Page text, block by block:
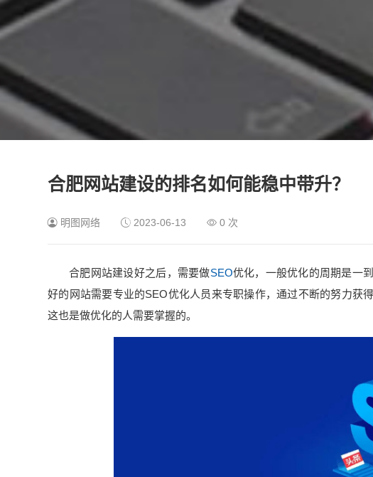
合肥网站建设的排名如何能稳中带升？
明图网络 2023-06-13 0 次
合肥网站建设好之后，需要做SEO优化，一般优化的周期是一
好的网站需要专业的SEO优化人员来专职操作，通过不断的努力获
这也是做优化的人需要掌握的。